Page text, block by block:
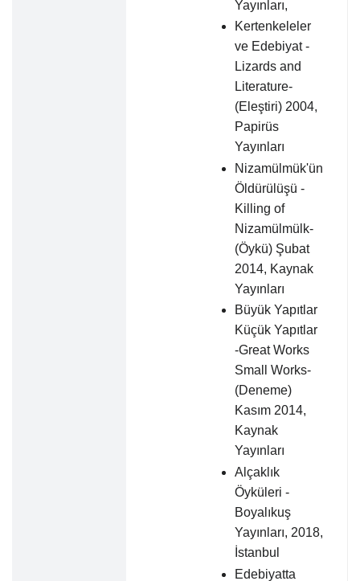
Yayınları,
Kertenkeleler
ve Edebiyat -
Lizards and
Literature-
(Eleştiri) 2004,
Papirüs
Yayınları
Nizamülmük'ün
Öldürülüşü -
Killing of
Nizamülmülk-
(Öykü) Şubat
2014, Kaynak
Yayınları
Büyük Yapıtlar
Küçük Yapıtlar
-Great Works
Small Works-
(Deneme)
Kasım 2014,
Kaynak
Yayınları
Alçaklık
Öyküleri -
Boyalıkuş
Yayınları, 2018,
İstanbul
Edebiyatta